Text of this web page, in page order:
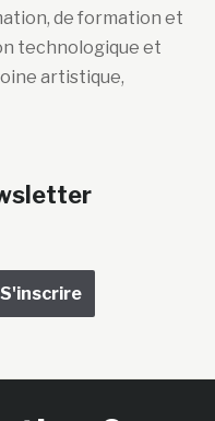
de formation et
technologique et
artistique,